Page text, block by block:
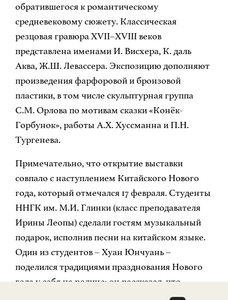
обратившегося к романтическому
средневековому сюжету. Классическая
резцовая гравюра XVII–XVIII веков
представлена именами И. Висхера, К. даль
Аква, Ж.Ш. Левассера. Экспозицию дополняют
произведения фарфоровой и бронзовой
пластики, в том числе скульптурная группа
С.М. Орлова по мотивам сказки «Конёк-
Горбунок», работы А.Х. Хуссманна и П.Н.
Тургенева.
Примечательно, что открытие выставки
совпало с наступлением Китайского Нового
года, который отмечался 17 февраля. Студенты
ННГК им. М.И. Глинки (класс преподавателя
Ирины Леопы) сделали гостям музыкальный
подарок, исполнив песни на китайском языке.
Один из студентов – Хуан Юнчуань –
поделился традициями празднования Нового
года у себя на родине: он рассказал, что
обычно семьи собираются за столом, а улицы и